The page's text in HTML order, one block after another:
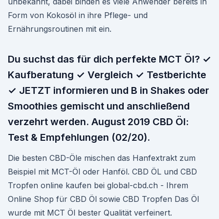
Form von Kokosöl in ihre Pflege- und
Ernährungsroutinen mit ein.
Du suchst das für dich perfekte MCT Öl? ✓
Kaufberatung ✓ Vergleich ✓ Testberichte
✓ JETZT informieren und B in Shakes oder
Smoothies gemischt und anschließend
verzehrt werden. August 2019 CBD Öl:
Test & Empfehlungen (02/20).
Die besten CBD-Öle mischen das Hanfextrakt zum
Beispiel mit MCT-Öl oder Hanföl. CBD ÖL und CBD
Tropfen online kaufen bei global-cbd.ch - Ihrem
Online Shop für CBD Öl sowie CBD Tropfen Das Öl
wurde mit MCT Öl bester Qualität verfeinert.